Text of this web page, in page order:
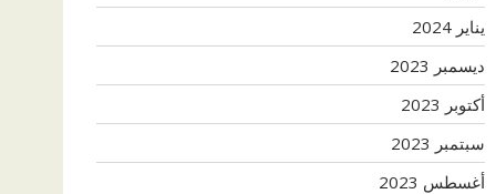
يناير 2024
ديسمبر 2023
أكتوبر 2023
سبتمبر 2023
أغسطس 2023